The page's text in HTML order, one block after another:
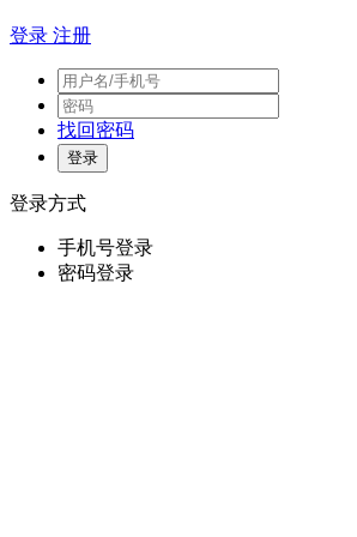
登录 注册
找回密码
登录方式
手机号登录
密码登录